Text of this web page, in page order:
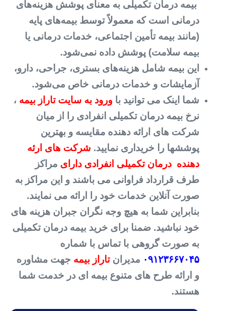
بیمه درمان تکمیلی به معنای پوشش هزینه‌های
درمانی است که معمولاً توسط بیمه‌های پایه
(مانند بیمه تأمین اجتماعی، خدمات درمانی یا
بیمه سلامت) پوشش داده نمی‌شود.
این بیمه شامل هزینه‌های بستری، جراحی، دارو،
آزمایشات و خدمات درمانی خاص می‌شود.
شما اینک می توانید با ورود به سایت تاراز بیمه ،
نرخ بیمه درمان تکمیلی انفرادی را از میان
شرکت های ارائه دهنده مقایسه و بهترین
پوششها را خریداری نمایید. شرکت های ارئه
دهنده درمان تکمیلی انفرادی دارای مراکز
طرف قرارداد فراوانی می باشند و این مراکز به
صورت آنلاین خدمات خود را ارائه می نمایند.
بنابراین شما به هیچ وجه نگران جبران هزینه های
خود نباشید. ضمنا برای خرید بیمه درمان تکمیلی
به صورت گروهی با تماس با شماره
۰۹۱۲۳۶۶۷۰۴۵ مدیرانتاراز بیمه جهت مشاوره
و ارائه طرح های متنوع بیمه ای در خدمت شما
هستند.